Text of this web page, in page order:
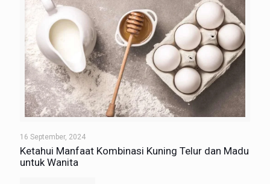
16 September, 2024
Ketahui Manfaat Kombinasi Kuning Telur dan Madu
untuk Wanita